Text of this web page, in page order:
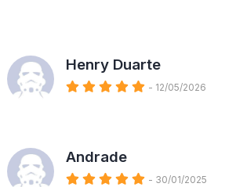
Henry Duarte
- 12/05/2026
Andrade
- 30/01/2025